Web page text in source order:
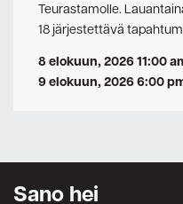
Teurastamolle.
18 järjestettävä
8 elokuun, 2026 11:00
9 elokuun, 2026 6:00
Sano hei